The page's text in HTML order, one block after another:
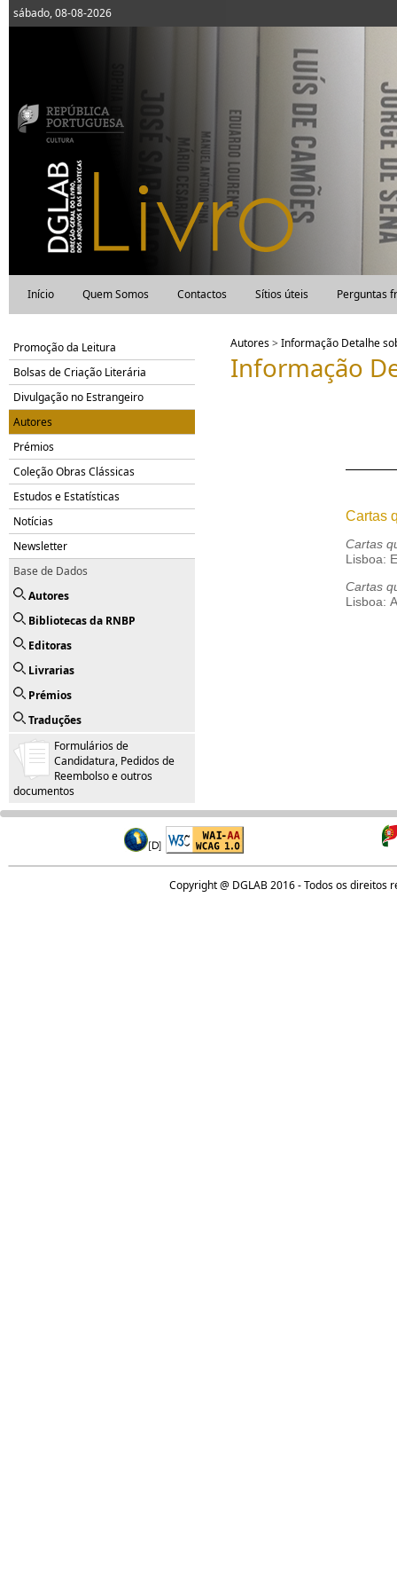
sábado, 08-08-2026
Início Quem Somos Contactos Sítios úteis Perguntas
Promoção da Leitura
Bolsas de Criação Literária
Divulgação no Estrangeiro
Autores
Prémios
Coleção Obras Clássicas
Estudos e Estatísticas
Notícias
Newsletter
Base de Dados
Autores
Bibliotecas da RNBP
Editoras
Livrarias
Prémios
Traduções
Formulários de
Candidatura, Pedidos de
Reembolso e outros
documentos
Autores>Informação Detalhe
Informação
Cartas
Cartas
Lisboa:
Cartas
Lisboa:
Copyright @ DGLAB 2016 - Todos os